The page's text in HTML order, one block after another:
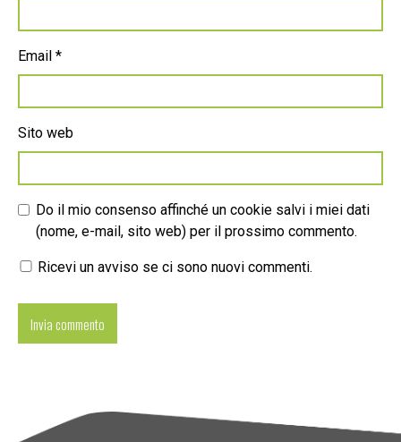
Email *
Sito web
Do il mio consenso affinché un cookie salvi i miei dati
(nome, e-mail, sito web) per il prossimo commento.
Ricevi un avviso se ci sono nuovi commenti.